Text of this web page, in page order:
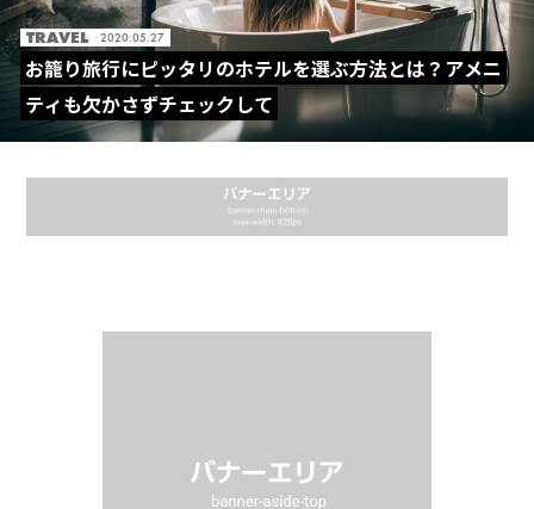
TRAVEL 2020.05.27
お籠り旅行にピッタリのホテルを選ぶ方法とは？アメニ
ティも欠かさずチェックして